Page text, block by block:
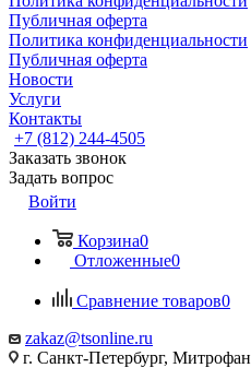
Публичная оферта
Политика конфиденциальности
Публичная оферта
Новости
Услуги
Контакты
+7 (812) 244-4505
Заказать звонок
Задать вопрос
Войти
Корзина0
Отложенные0
Сравнение товаров0
zakaz@tsonline.ru
г. Санкт-Петербург,